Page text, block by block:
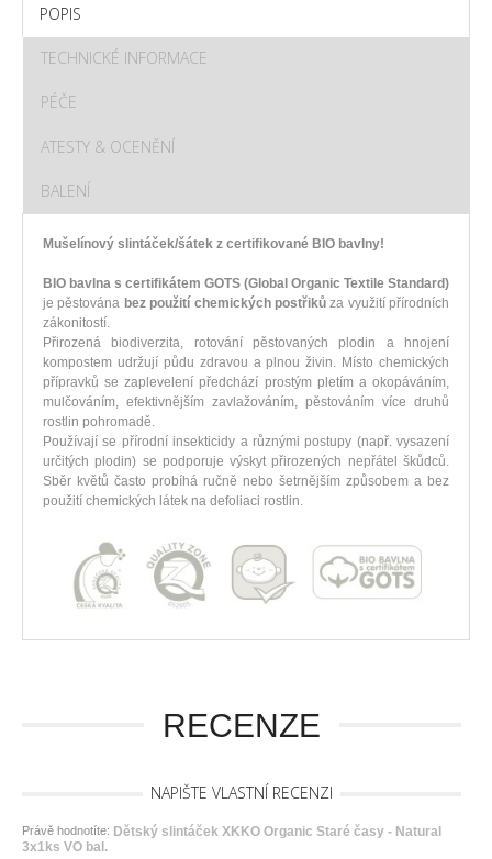
POPIS
TECHNICKÉ INFORMACE
PÉČE
ATESTY & OCENĚNÍ
BALENÍ
Mušelínový slintáček/šátek z certifikované BIO bavlny!
BIO bavlna s certifikátem GOTS (Global Organic Textile Standard)
je pěstována bez použití chemických postřikůza využití přírodních
zákonitostí.
Přirozená biodiverzita, rotování pěstovaných plodin a hnojení
kompostem udržují půdu zdravou a plnou živin. Místo chemických
přípravků se zaplevelení předchází prostým pletím a okopáváním,
mulčováním, efektivnějším zavlažováním, pěstováním více druhů
rostlin pohromadě.
Používají se přírodní insekticidy a různými postupy (např. vysazení
určitých plodin) se podporuje výskyt přirozených nepřátel škůdců.
Sběr květů často probíhá ručně nebo šetrnějším způsobem a bez
použití chemických látek na defoliaci rostlin.
RECENZE
NAPIŠTE VLASTNÍ RECENZI
Právě hodnotíte: Dětský slintáček XKKO Organic Staré časy - Natural
3x1ks VO bal.